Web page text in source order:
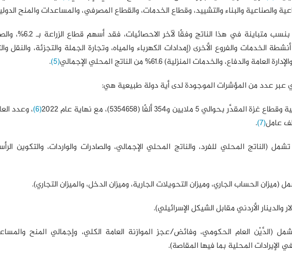
والصناعية والبناء والتشييد، وقطاع الخدمات، والقطاع المصرفي، والمساعدات والمنح
فيما تشكِّل أنشطة الخدمات والفروع الأخرى (إمدادات الكهرباء والمياه، وتجارة الجملة والتجزئة، والنقل
والخدمات المنزلية) 61.6% من الناتج المحلي الإجمالي
(5)
.
عبر عدد من المؤشرات الموجودة لدى أية دولة طبيعية هي:
5 ملايين و354 ألفًا (5354658)، مع نهاية عام 2022 (6) ، وعدد
(7)
.
(الناتج المحلي للفرد، والناتج المحلي الإجمالي، والصادرات والواردات، والتكوين
الحساب الجاري، وميزان التحويلات الجارية، وميزان الدخل، والميزان التجاري).
والدينار الأردني مقابل الشيكل الإسرائيلي).
(الدَّيْن العام الحكومي، وفائض/عجز الموازنة العامة الكلي، وإجمالي المنح
الإيرادات المحلية بما فيها المقاصة).